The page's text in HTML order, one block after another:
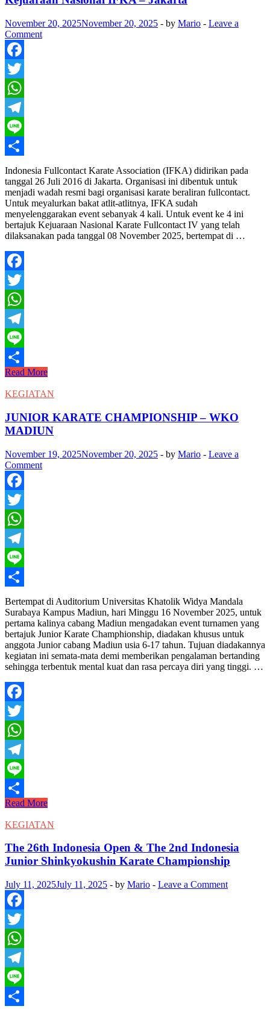
November 20, 2025November 20, 2025 - by Mario - Leave a
Comment
Facebook
Twitter
WhatsApp
Telegram
Line
Share
Indonesia Fullcontact Karate Association (IFKA) didirikan pada
tanggal 26 Juli 2016 di Jakarta. Organisasi ini dibentuk untuk
menjadi wadah resmi bagi organisasi karate beraliran fullcontact.
Untuk meyalurkan bakat atlit-atlitnya, IFKA sudah
menyelenggarakan event sebanyak 4 kali. Untuk event ke 4 ini
bertajuk Kejuaraan Nasional Karate Fullcontact IV yang telah
dilaksanakan pada tanggal 08 November 2025, bertempat di …
Facebook
Twitter
WhatsApp
Telegram
Line
Share
Kejuaraan
IFKA
Jakarta
Read More
KEGIATAN
JUNIOR KARATE CHAMPIONSHIP – WKO
MADIUN
November 19, 2025November 20, 2025 - by Mario - Leave a
Comment
Facebook
Twitter
WhatsApp
Telegram
Line
Share
Bertempat di Auditorium Universitas Khatolik Widya Mandala
Surabaya Kampus Madiun, hari Minggu 16 November 2025, untuk
pertama kalinya cabang Madiun mengadakan event turnamen yang
bertajuk Junior Karate Champhionship, diadakan khusus untuk
anggota Junior cabang Madiun usia 6-17 tahun. Tujuan diadakannya
kegiatan ini semata-mata demi memberikan pengalaman bertanding
sehingga terbentuk mental kuat dan rasa percaya diri yang tinggi. …
Facebook
Twitter
WhatsApp
Telegram
Line
Share
JUNIOR
CHAMPIONSHIP
WKO
MADIUN
Read More
KEGIATAN
The 26th Indonesia Open & The 2nd Indonesia
Junior Shinkyokushin Karate Championship
July 11, 2025July 11, 2025 - by Mario - Leave a Comment
Facebook
Twitter
WhatsApp
Telegram
Line